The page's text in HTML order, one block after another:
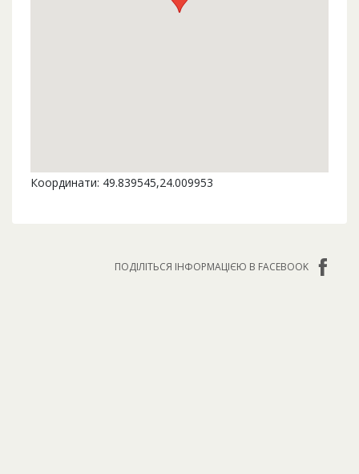
Координати: 49.839545,24.009953
ПОДІЛІТЬСЯ ІНФОРМАЦІЄЮ В FACEBOOK